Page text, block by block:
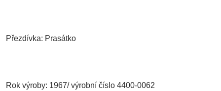
Přezdívka: Prasátko
Rok výroby: 1967/ výrobní číslo 4400-0062